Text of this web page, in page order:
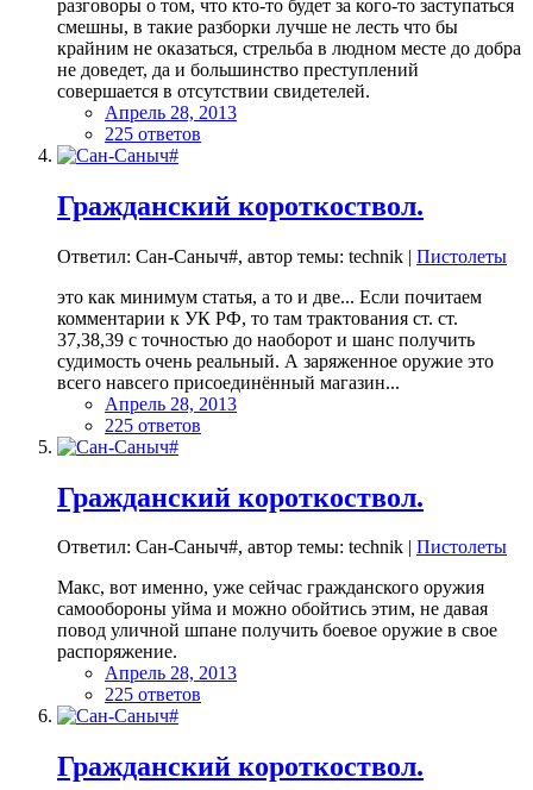
разговоры о том, что кто-то будет за кого-то заступаться
смешны, в такие разборки лучше не лесть что бы
крайним не оказаться, стрельба в людном месте до добра
не доведет, да и большинство преступлений
совершается в отсутствии свидетелей.
Апрель 28, 2013
225 ответов
Гражданский короткоствол.
Ответил: Сан-Саныч#, автор темы: technik | Пистолеты
это как минимум статья, а то и две... Если почитаем
комментарии к УК РФ, то там трактования ст. ст.
37,38,39 с точностью до наоборот и шанс получить
судимость очень реальный. А заряженное оружие это
всего навсего присоединённый магазин...
Апрель 28, 2013
225 ответов
Гражданский короткоствол.
Ответил: Сан-Саныч#, автор темы: technik | Пистолеты
Макс, вот именно, уже сейчас гражданского оружия
самообороны уйма и можно обойтись этим, не давая
повод уличной шпане получить боевое оружие в свое
распоряжение.
Апрель 28, 2013
225 ответов
Гражданский короткоствол.